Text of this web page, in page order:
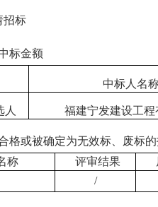
招标
标金额
中标人名
人 福建宁发建设工程
格或被确定为无效标、废标
称
评审结果
/